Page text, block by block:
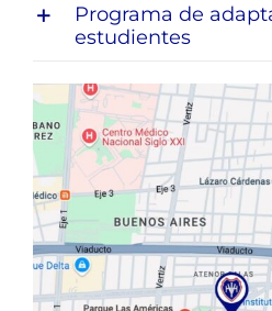
Programa de
estudientes